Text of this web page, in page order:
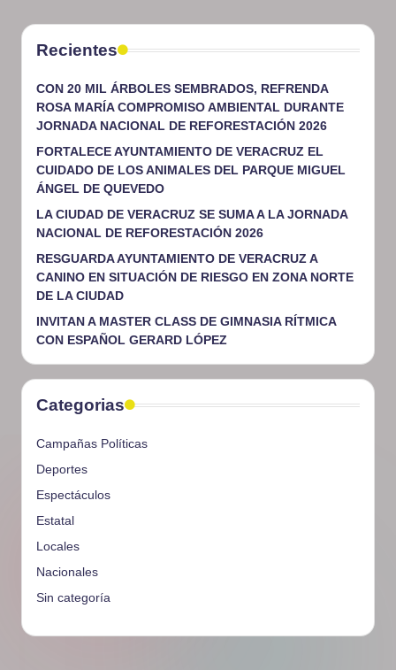
Recientes
CON 20 MIL ÁRBOLES SEMBRADOS, REFRENDA
ROSA MARÍA COMPROMISO AMBIENTAL DURANTE
JORNADA NACIONAL DE REFORESTACIÓN 2026
FORTALECE AYUNTAMIENTO DE VERACRUZ EL
CUIDADO DE LOS ANIMALES DEL PARQUE MIGUEL
ÁNGEL DE QUEVEDO
LA CIUDAD DE VERACRUZ SE SUMA A LA JORNADA
NACIONAL DE REFORESTACIÓN 2026
RESGUARDA AYUNTAMIENTO DE VERACRUZ A
CANINO EN SITUACIÓN DE RIESGO EN ZONA NORTE
DE LA CIUDAD
INVITAN A MASTER CLASS DE GIMNASIA RÍTMICA
CON ESPAÑOL GERARD LÓPEZ
Categorias
Campañas Políticas
Deportes
Espectáculos
Estatal
Locales
Nacionales
Sin categoría